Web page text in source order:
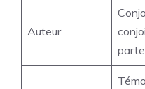
Auteur